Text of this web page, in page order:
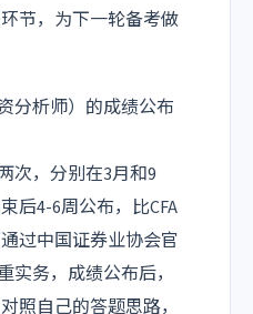
节，为下一轮备考做
分析师）的成绩公布
次，分别在3月和9
后4-6周公布，比CFA
过中国证券业协会官
实务，成绩公布后，
照自己的答题思路，